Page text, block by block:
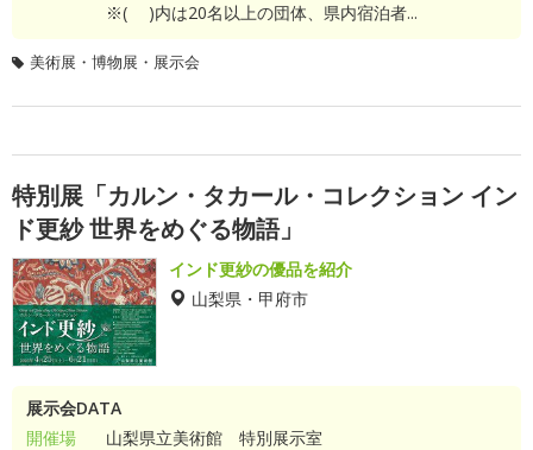
※( )内は20名以上の団体、県内宿泊者...
美術展・博物展・展示会
特別展「カルン・タカール・コレクション イン
ド更紗 世界をめぐる物語」
インド更紗の優品を紹介
山梨県・甲府市
展示会DATA
開催場
山梨県立美術館 特別展示室